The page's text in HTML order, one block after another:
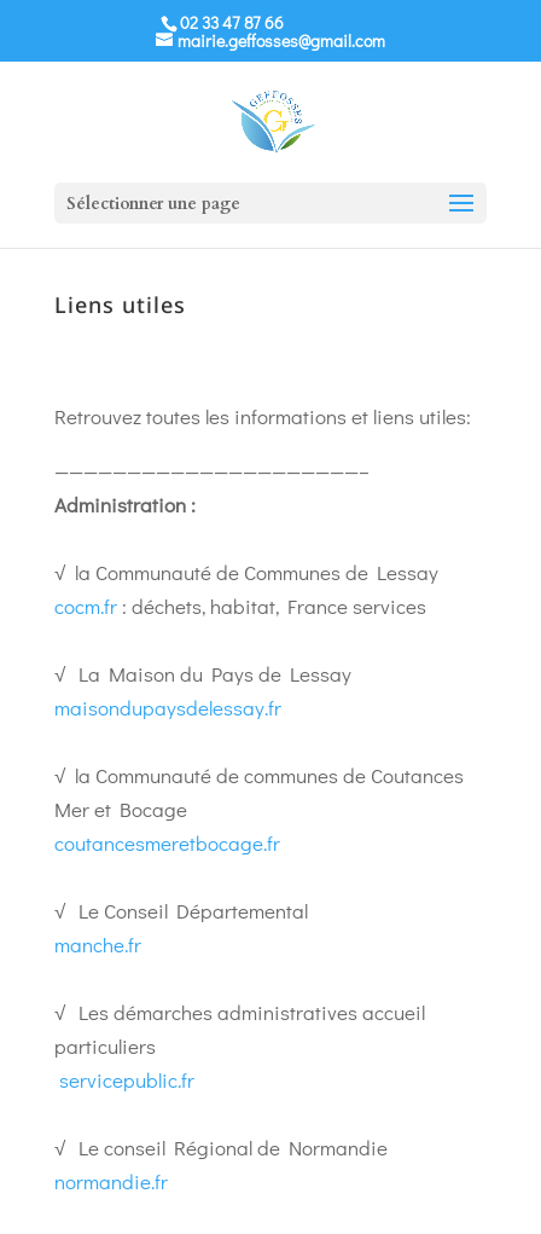
02 33 47 87 66
mairie.geffosses@gmail.com
Sélectionner une page
Liens utiles
Retrouvez toutes les informations et liens utiles:
—————————————————————–
Administration :
√ la Communauté de Communes de Lessay
cocm.fr: déchets, habitat, France services
√ La Maison du Pays de Lessay
maisondupaysdelessay.fr
√ la Communauté de communes de Coutances
Mer et Bocage
coutancesmeretbocage.fr
√ Le Conseil Départemental
manche.fr
√ Les démarches administratives accueil
particuliers
servicepublic.fr
√ Le conseil Régional de Normandie
normandie.fr